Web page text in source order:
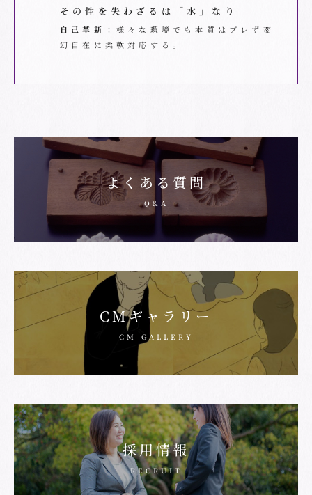
その性を失わざるは「水」なり
自己革新 ：様々な環境でも本質はブレず変
幻自在に柔軟対応する。
よくある質問
Q&A
CMギャラリー
CM GALLERY
採用情報
RECRUIT